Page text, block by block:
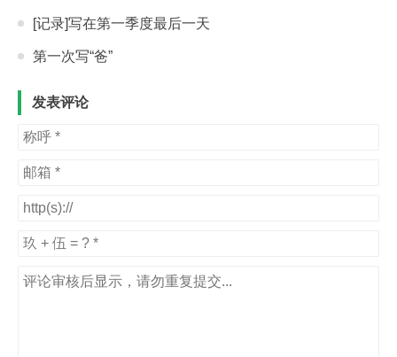
[记录]写在第一季度最后一天
第一次写“爸”
发表评论